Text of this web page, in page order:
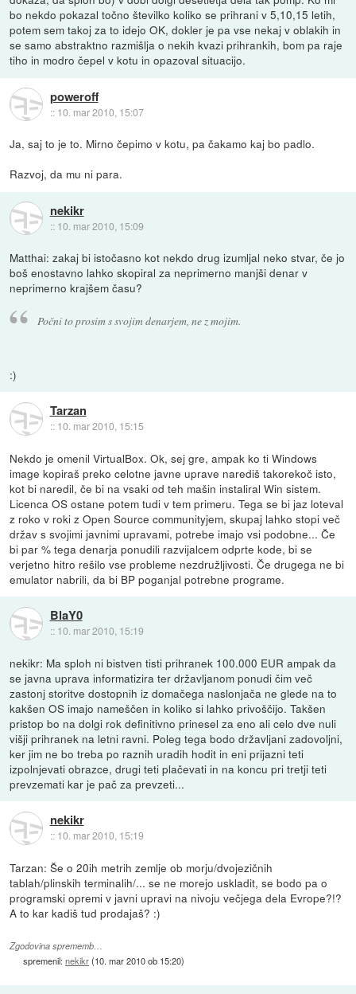
bo nekdo pokazal točno številko koliko se prihrani v 5,10,15 letih,
potem sem takoj za to idejo OK, dokler je pa vse nekaj v oblakih in
se samo abstraktno razmišlja o nekih kvazi prihrankih, bom pa raje
tiho in modro čepel v kotu in opazoval situacijo.
poweroff
:: 10. mar 2010, 15:07
Ja, saj to je to. Mirno čepimo v kotu, pa čakamo kaj bo padlo.
Razvoj, da mu ni para.
nekikr
:: 10. mar 2010, 15:09
Matthai: zakaj bi istočasno kot nekdo drug izumljal neko stvar, če jo
boš enostavno lahko skopiral za neprimerno manjši denar v
neprimerno krajšem času?
Počni to prosim s svojim denarjem, ne z mojim.
:)
Tarzan
:: 10. mar 2010, 15:15
Nekdo je omenil VirtualBox. Ok, sej gre, ampak ko ti Windows
image kopiraš preko celotne javne uprave narediš takorekoč isto,
kot bi naredil, če bi na vsaki od teh mašin instaliral Win sistem.
Licenca OS ostane potem tudi v tem primeru. Tega se bi jaz loteval
z roko v roki z Open Source communityjem, skupaj lahko stopi več
držav s svojimi javnimi upravami, potrebe imajo vsi podobne... Če
bi par % tega denarja ponudili razvijalcem odprte kode, bi se
verjetno hitro rešilo vse probleme nezdružljivosti. Če drugega ne bi
emulator nabrili, da bi BP poganjal potrebne programe.
BlaY0
:: 10. mar 2010, 15:19
nekikr: Ma sploh ni bistven tisti prihranek 100.000 EUR ampak da
se javna uprava informatizira ter državljanom ponudi čim več
zastonj storitve dostopnih iz domačega naslonjača ne glede na to
kakšen OS imajo nameščen in koliko si lahko privoščijo. Takšen
pristop bo na dolgi rok definitivno prinesel za eno ali celo dve nuli
višji prihranek na letni ravni. Poleg tega bodo državljani zadovoljni,
ker jim ne bo treba po raznih uradih hodit in eni prijazni teti
izpolnjevati obrazce, drugi teti plačevati in na koncu pri tretji teti
prevzemati kar je pač za prevzeti...
nekikr
:: 10. mar 2010, 15:19
Tarzan: Še o 20ih metrih zemlje ob morju/dvojezičnih
tablah/plinskih terminalih/... se ne morejo uskladit, se bodo pa o
programski opremi v javni upravi na nivoju večjega dela Evrope?!?
A to kar kadiš tud prodajaš? :)
Zgodovina sprememb…
spremenil:nekikr(10. mar 2010 ob 15:20)